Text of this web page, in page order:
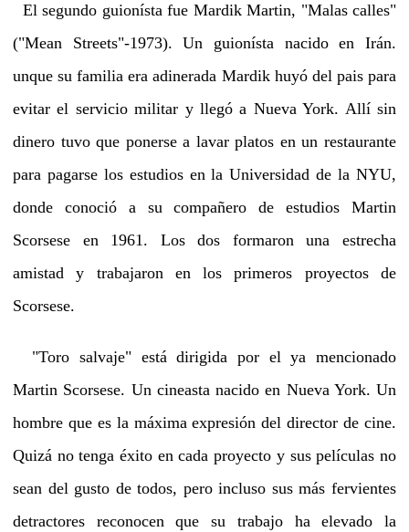
El segundo guionísta fue Mardik Martin, "Malas calles"
("Mean Streets"-1973). Un guionísta nacido en Irán.
unque su familia era adinerada Mardik huyó del pais para
evitar el servicio militar y llegó a Nueva York. Allí sin
dinero tuvo que ponerse a lavar platos en un restaurante
para pagarse los estudios en la Universidad de la NYU,
donde conoció a su compañero de estudios Martin
Scorsese en 1961. Los dos formaron una estrecha
amistad y trabajaron en los primeros proyectos de
Scorsese.
"Toro salvaje" está dirigida por el ya mencionado
Martin Scorsese. Un cineasta nacido en Nueva York. Un
hombre que es la máxima expresión del director de cine.
Quizá no tenga éxito en cada proyecto y sus películas no
sean del gusto de todos, pero incluso sus más fervientes
detractores reconocen que su trabajo ha elevado la